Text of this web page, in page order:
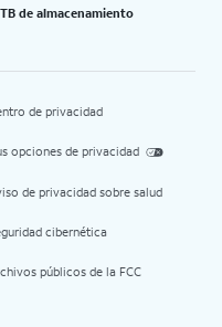
de almacenamiento
de privacidad
opciones de privacidad
de privacidad sobre salud
cibernética
públicos de la FCC